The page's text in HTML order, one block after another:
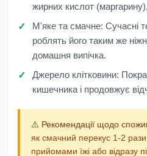
жирних кислот
М'яке та смачне: Сучасні
роблять його таким же
домашня випічка.
Джерело клітковини:
кишечника і продовжує
⚠️ Рекомендації щодо
як смачний перекус 1-2
прийомами їжі або відразу